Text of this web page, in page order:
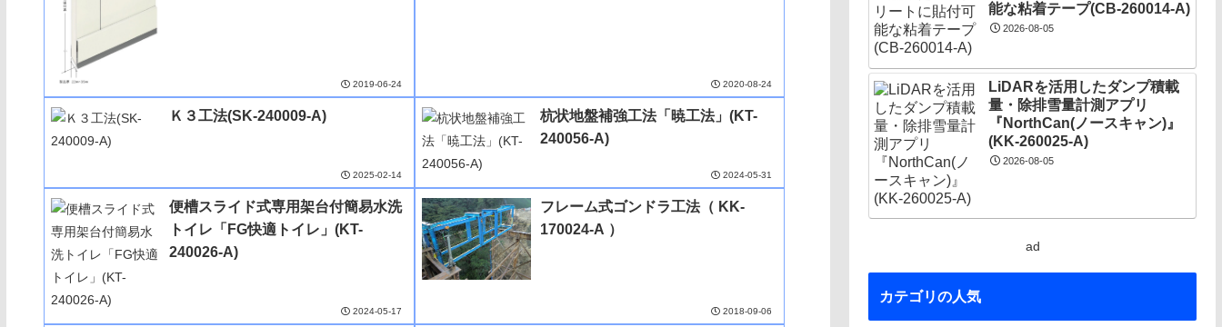
2019-06-24 2020-08-24
Ｋ３工法(SK-240009-A)
2025-02-14
杭状地盤補強工法「暁工法」(KT-
240056-A)
2024-05-31
便槽スライド式専用架台付簡易水洗
トイレ「FG快適トイレ」(KT-
240026-A)
2024-05-17
フレーム式ゴンドラ工法（ KK-
170024-A ）
2018-09-06
能な粘着テープ(CB-260014-A)
2026-08-05
LiDARを活用したダンプ積載
量・除排雪量計測アプリ
『NorthCan(ノースキャン)』
(KK-260025-A)
2026-08-05
ad
カテゴリの人気